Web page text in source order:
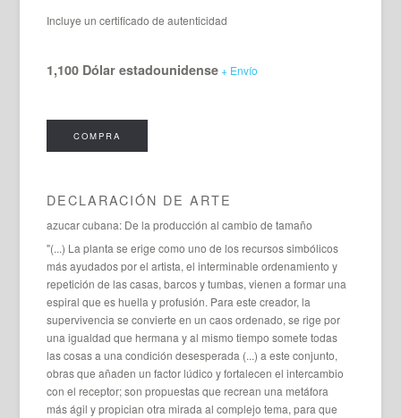
Incluye un certificado de autenticidad
1,100 Dólar estadounidense + Envío
COMPRA
DECLARACIÓN DE ARTE
azucar cubana: De la producción al cambio de tamaño
"(...) La planta se erige como uno de los recursos simbólicos
más ayudados por el artista, el interminable ordenamiento y
repetición de las casas, barcos y tumbas, vienen a formar una
espiral que es huella y profusión. Para este creador, la
supervivencia se convierte en un caos ordenado, se rige por
una igualdad que hermana y al mismo tiempo somete todas
las cosas a una condición desesperada (...) a este conjunto,
obras que añaden un factor lúdico y fortalecen el intercambio
con el receptor; son propuestas que recrean una metáfora
más ágil y propician otra mirada al complejo tema, para que